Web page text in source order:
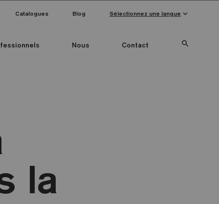
Nous Contact search
Catalogues Blog Sélectionnez une langue keyboard_arrow_down
la